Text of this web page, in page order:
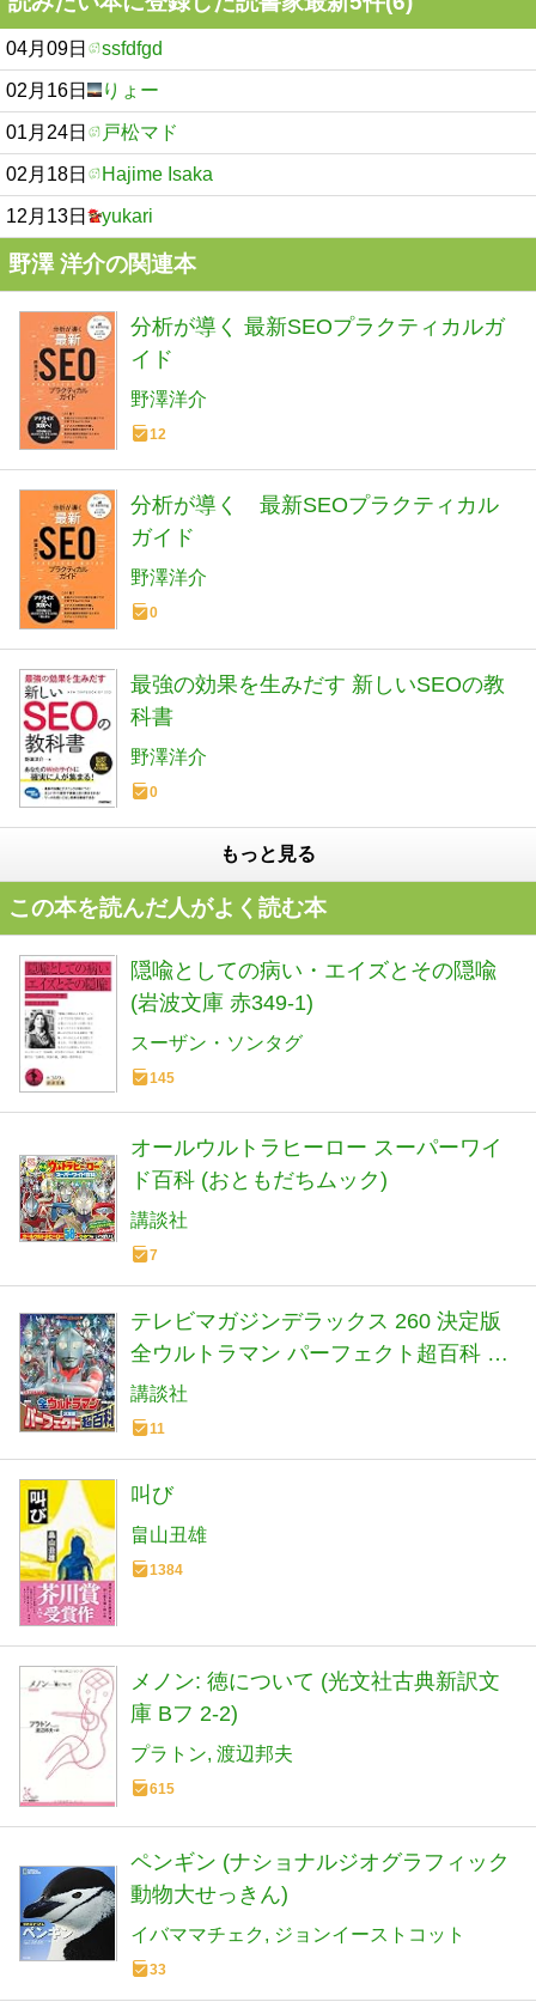
04月09日 ssfdfgd
02月16日 りょー
01月24日 戸松マド
02月18日 Hajime Isaka
12月13日 yukari
野澤 洋介の関連本
分析が導く 最新SEOプラクティカルガ
イド
野澤洋介
12
分析が導く 最新SEOプラクティカル
ガイド
野澤洋介
0
最強の効果を生みだす 新しいSEOの教
科書
野澤洋介
0
もっと見る
この本を読んだ人がよく読む本
隠喩としての病い・エイズとその隠喩
(岩波文庫 赤349-1)
スーザン・ソンタグ
145
オールウルトラヒーロー スーパーワイ
ド百科 (おともだちムック)
講談社
7
テレビマガジンデラックス 260 決定版
全ウルトラマン パーフェクト超百科 増
補三訂
講談社
11
叫び
畠山丑雄
1384
メノン: 徳について (光文社古典新訳文
庫 Bフ 2-2)
プラトン 渡辺邦夫
615
ペンギン (ナショナルジオグラフィック
動物大せっきん)
イバママチェク ジョンイーストコット
33